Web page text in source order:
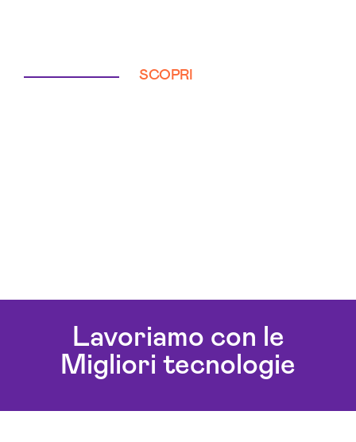
SCOPRI
Lavoriamo con le
Migliori tecnologie